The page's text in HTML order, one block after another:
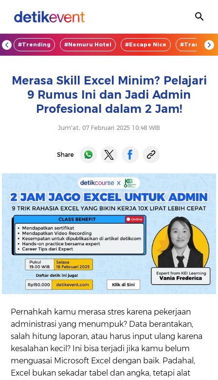
#Trending #Nemuru Hotel #Escape Nice
Merasa Skill Excel Minim? Pelajari
9 Rumus Ini dan Jadi Admin
Profesional dalam 2 Jam!
Jum'at, 07 Februari 2025 10:48 WIB
Share
Pernahkah kamu merasa stres karena pekerjaan
administrasi yang menumpuk? Data berantakan,
salah hitung laporan, atau harus input ulang karena
kesalahan kecil? Ini bisa terjadi jika kamu belum
menguasai Microsoft Excel dengan baik. Padahal,
Excel bukan sekadar tabel dan angka, tetapi alat